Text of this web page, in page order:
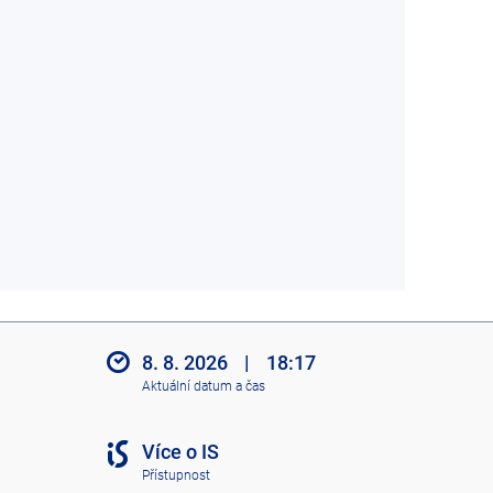
8. 8. 2026 | 18:17
Aktuální datum a čas
Více o IS
Přístupnost